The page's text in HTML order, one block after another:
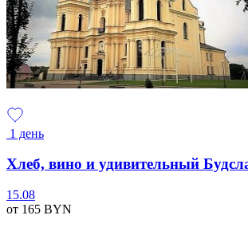
1 день
Хлеб, вино и удивительный
15.08
от 165 BYN